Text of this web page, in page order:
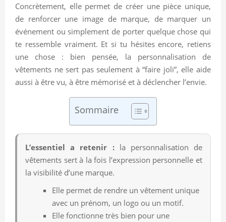
Concrètement, elle permet de créer une pièce unique,
de renforcer une image de marque, de marquer un
événement ou simplement de porter quelque chose qui
te ressemble vraiment. Et si tu hésites encore, retiens
une chose : bien pensée, la personnalisation de
vêtements ne sert pas seulement à “faire joli”, elle aide
aussi à être vu, à être mémorisé et à déclencher l’envie.
Sommaire
L’essentiel a retenir :la personnalisation de
vêtements sert à la fois l’expression personnelle et
la visibilité d’une marque.
Elle permet de rendre un vêtement unique
avec un prénom, un logo ou un motif.
Elle fonctionne très bien pour une